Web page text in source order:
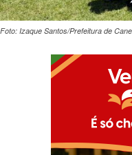
Foto: Izaque Santos/Prefeitura de